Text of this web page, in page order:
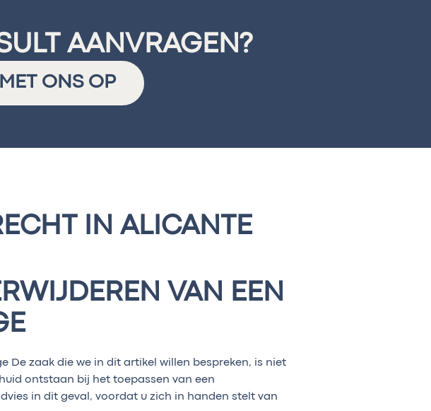
AANVRAGEN?
ONS OP
IN ALICANTE
VAN EEN
De zaak die we in dit artikel willen bespreken, is niet
ontstaan bij het toepassen van een
in dit geval, voordat u zich in handen stelt van